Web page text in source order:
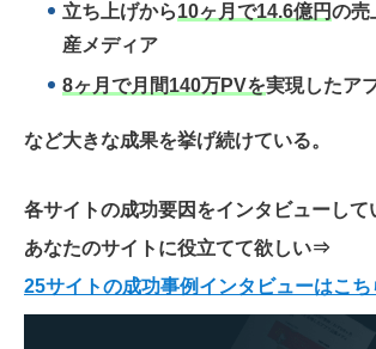
立ち上げから10ヶ月で14.6億円の売
産メディア
8ヶ月で月間140万PVを実現したア
など大きな成果を挙げ続けている。
各サイトの成功要因をインタビューして
あなたのサイトに役立てて欲しい⇒
25サイトの成功事例インタビューはこち